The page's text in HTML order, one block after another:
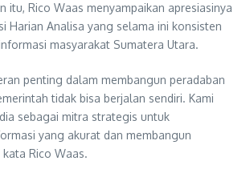
itu, Rico Waas menyampaikan apresiasinya
Harian Analisa yang selama ini konsisten
masyarakat Sumatera Utara.
penting dalam membangun peradaban
tidak bisa berjalan sendiri. Kami
sebagai mitra strategis untuk
yang akurat dan membangun
kata Rico Waas.